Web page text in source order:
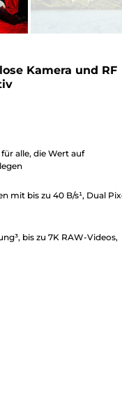
Kamera und RF
alle, die Wert auf
mit bis zu 40 B/s¹, Dual
bis zu 7K RAW-Videos,